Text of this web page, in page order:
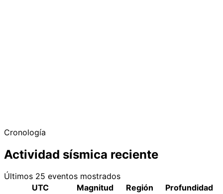
Cronología
Actividad sísmica reciente
Últimos 25 eventos mostrados
UTC
Magnitud Región
Profundidad